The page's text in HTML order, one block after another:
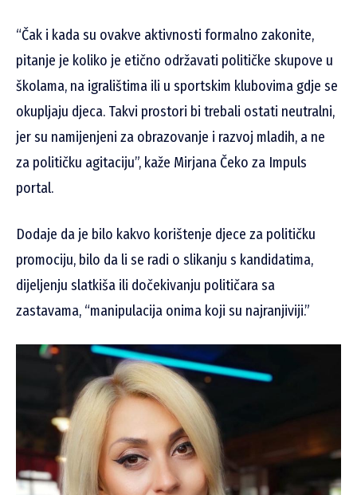
“Čak i kada su ovakve aktivnosti formalno zakonite,
pitanje je koliko je etično održavati političke skupove u
školama, na igralištima ili u sportskim klubovima gdje se
okupljaju djeca. Takvi prostori bi trebali ostati neutralni,
jer su namijenjeni za obrazovanje i razvoj mladih, a ne
za političku agitaciju”, kaže Mirjana Čeko za Impuls
portal.
Dodaje da je bilo kakvo korištenje djece za političku
promociju, bilo da li se radi o slikanju s kandidatima,
dijeljenju slatkiša ili dočekivanju političara sa
zastavama, “manipulacija onima koji su najranjiviji.”